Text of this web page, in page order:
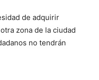
de adquirir
zona de la ciudad
no tendrán